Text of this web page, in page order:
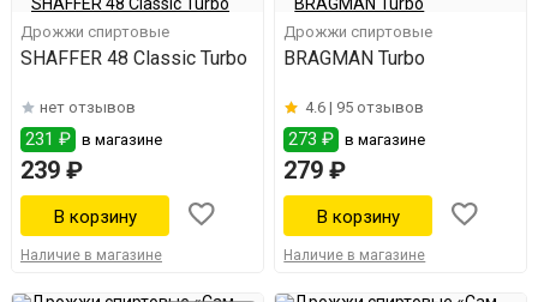
Дрожжи спиртовые
SHAFFER 48 Classic Turbo
нет отзывов
231 ₽ в магазине
239 ₽
Наличие в магазине
Дрожжи спиртовые
BRAGMAN Turbo
4.6 | 95 отзывов
273 ₽ в магазине
279 ₽
Наличие в магазине